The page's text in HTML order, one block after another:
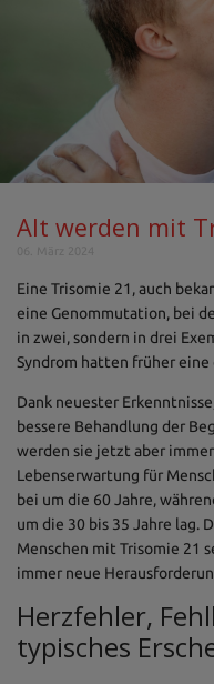
Alt werden mit
Eine Trisomie 21, auch
eine Genommutation, bei
in zwei, sondern in drei
Syndrom hatten früher
Dank neuester
bessere Behandlung der
werden sie jetzt aber
Lebenserwartung für
bei um die 60 Jahre,
um die 30 bis 35 Jahre lag.
Menschen mit Trisomie 21
immer neue
Herzfehler,
typisches